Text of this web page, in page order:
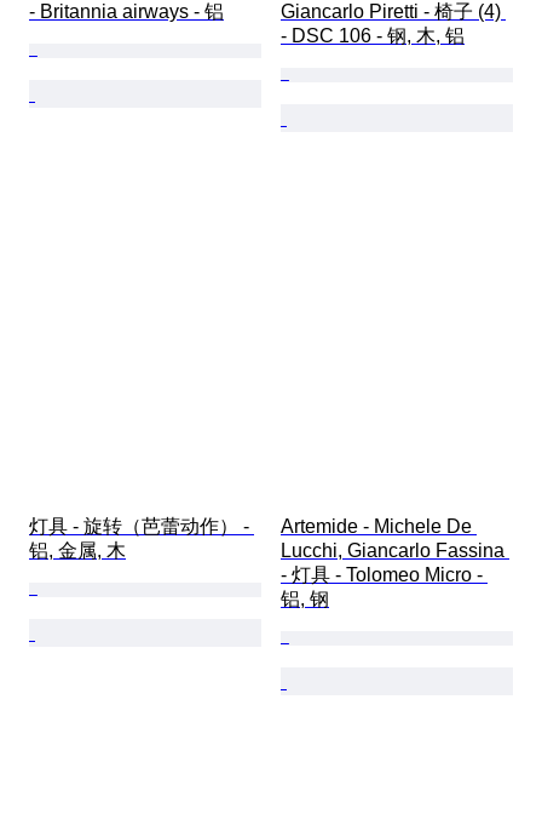
- Britannia airways - 铝
Giancarlo Piretti - 椅子 (4)
- DSC 106 - 钢, 木, 铝
灯具 - 旋转（芭蕾动作） -
铝, 金属, 木
Artemide - Michele De
Lucchi, Giancarlo Fassina
- 灯具 - Tolomeo Micro -
铝, 钢